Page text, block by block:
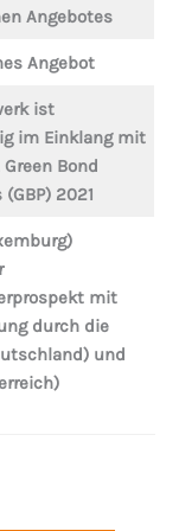
Angebotes
Angebot
ist
im Einklang mit
Bond
2021
mit
durch die
und